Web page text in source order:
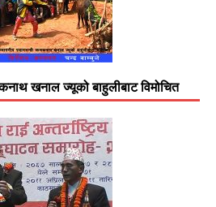
खनाल ज्यूको बाहुलीबाट विमोचित